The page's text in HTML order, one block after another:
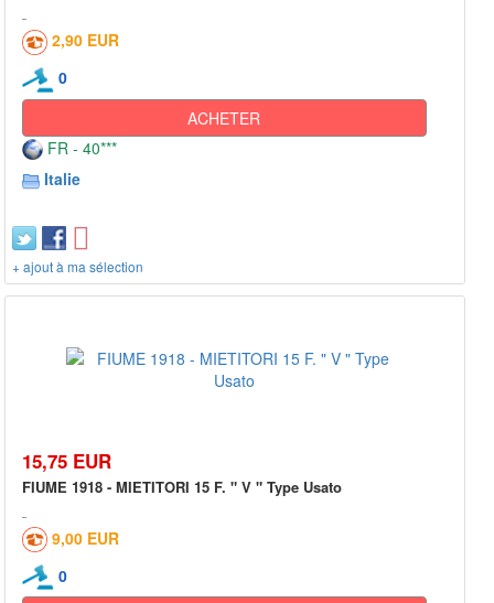
2,90 EUR
0
ACHETER
FR - 40***
Italie
+ ajout à ma sélection
15,75 EUR
FIUME 1918 - MIETITORI 15 F. " V " Type Usato
9,00 EUR
0